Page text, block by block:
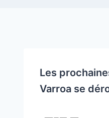
Les
Varroa se